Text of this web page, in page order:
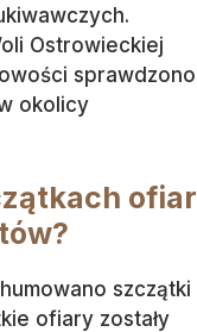
Ostrowieckiej
sprawdzono
okolicy
ofiar
szczątki
ofiary zostały